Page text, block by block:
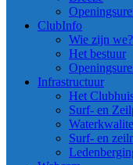
ClubInfo
Wie zijn we?
Het bestuur
Infrastructuur
Het
Surf- en
Surf- en